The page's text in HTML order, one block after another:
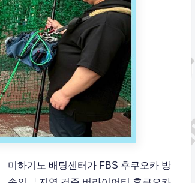
미하기노 배팅센터가 FBS 후쿠오카 방